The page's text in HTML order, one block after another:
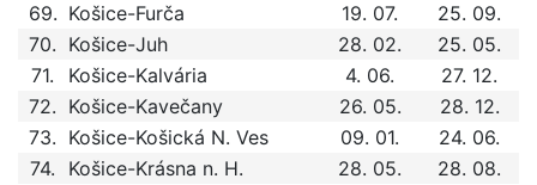
69. Košice-Furča 19. 07.
25. 09.
70. Košice-Juh 28. 02.
25. 05.
71.
Košice-Kalvária 4. 06.
27. 12.
72. Košice-Kavečany 26. 05.
28. 12.
73. Košice-Košická N. Ves 09. 01.
24. 06.
74.
Košice-Krásna n. H. 28. 05.
28. 08.